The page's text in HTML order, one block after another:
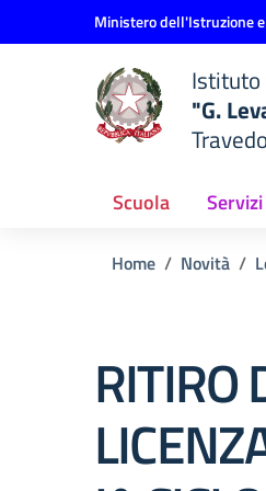
Vai ai contenuti
Vai al menu di navigazione
Ministero dell'Istruzione
Istituto
"G.
Scuola Servizi
Home Novità
RITIRO